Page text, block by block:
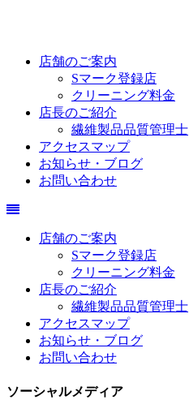
店舗のご案内
Sマーク登録店
クリーニング料金
店長のご紹介
繊維製品品質管理士
アクセスマップ
お知らせ・ブログ
お問い合わせ
店舗のご案内
Sマーク登録店
クリーニング料金
店長のご紹介
繊維製品品質管理士
アクセスマップ
お知らせ・ブログ
お問い合わせ
ソーシャルメディア